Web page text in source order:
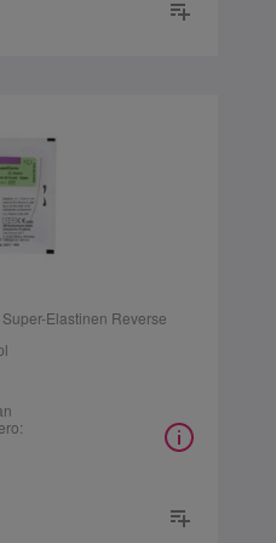
Elastinen Reverse